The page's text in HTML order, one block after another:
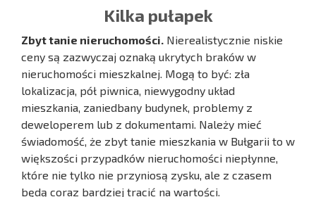
Kilka pułapek
Zbyt tanie nieruchomości. Nierealistycznie niskie
ceny są zazwyczaj oznaką ukrytych braków w
nieruchomości mieszkalnej. Mogą to być: zła
lokalizacja, pół piwnica, niewygodny układ
mieszkania, zaniedbany budynek, problemy z
deweloperem lub z dokumentami. Należy mieć
świadomość, że zbyt tanie mieszkania w Bułgarii to w
większości przypadków nieruchomości niepłynne,
które nie tylko nie przyniosą zysku, ale z czasem
będą coraz bardziej tracić na wartości.